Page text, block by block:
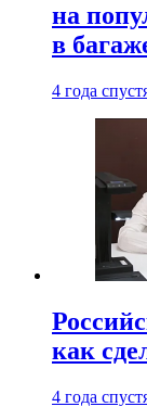
на
в
4 года
как
4 года